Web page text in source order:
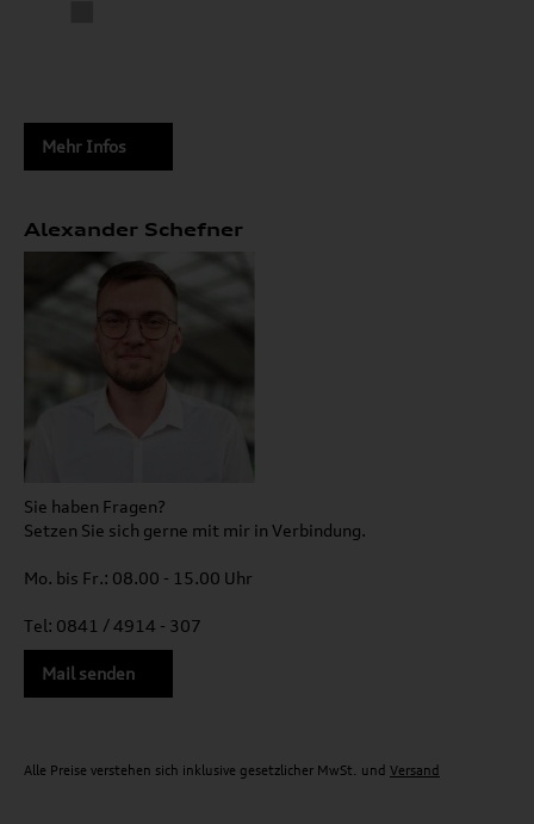
Mehr Infos
Alexander Schefner
Sie haben Fragen?
Setzen Sie sich gerne mit mir in Verbindung.
Mo. bis Fr.: 08.00 - 15.00 Uhr
Tel: 0841 / 4914 - 307
Mail senden
Alle Preise verstehen sich inklusive gesetzlicher MwSt. und Versand